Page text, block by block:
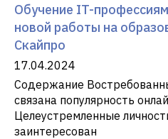
Обучение IT-профессиям
новой работы на
Скайпро
17.04.2024
Содержание
связана популярность
Целеустремленные
заинтересован